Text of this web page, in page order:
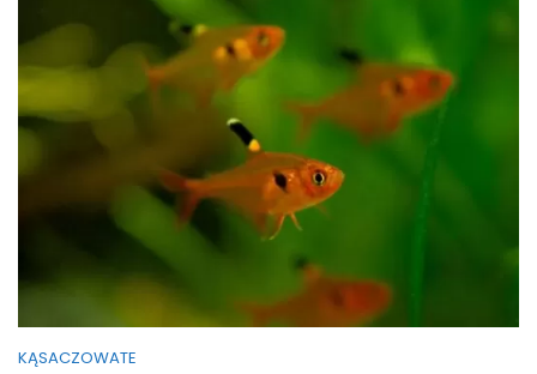
KĄSACZOWATE